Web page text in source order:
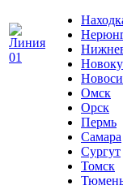
Омск
Орск
Пермь
Самара
Сургут
Томск